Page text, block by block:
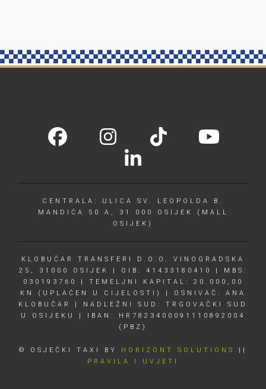
CENTRALA: ULICA SV. LEOPOLDA B.
MANDIĆA 50 A, 31 000 OSIJEK (MALL
OSIJEK)
KLOBUČAR TRANSFERI D.O.O. VINOGRADSKA
25, 31000 OSIJEK | OIB: 41433180410 | MBS:
030193760 | TEMELJNI KAPITAL: 20.000,00
KN (UPLAĆEN U CIJELOSTI) | OSNIVAČ: ANA
KLOBUČAR | NADLEŽNI SUD: TRGOVAČKI SUD
U OSIJEKU | IBAN: HR7823400091110892004
(PBZ)
© OSJEČKI TAXI BY HORIZONT SOLUTIONS
||
PRAVILA I UVJETI